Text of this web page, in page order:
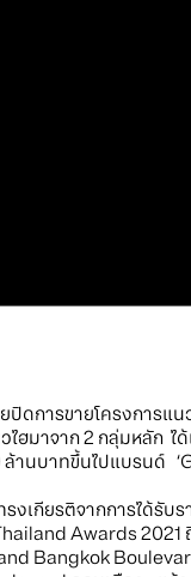
การขายโครงการแน
ไฮมาจาก 2 กลุ่มหลัก
านบาทขึ้นไปแบรนด์
เกียรติจากการได้รั
Awards
Bangkok